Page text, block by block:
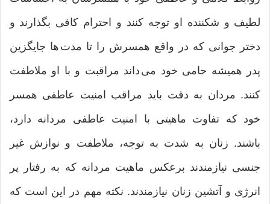
لطیف و شکننده او توجه کنند و احترام کافی بگذارند و
دختر جوانی که در واقع همسرش را تا مدت ها جایگزین
پدر همیشه حامی خود می داند مراقبت و با او ملاطفت
کنند. مردان به دقت باید مراقب امنیت عاطفی همسر
خود که تفاوت ماهیتی با امنیت عاطفی مردانه دارد،
باشند. زنان به شدت به توجه، ملاطفت و نوازش غیر
جنسی نیازمندند برعکس ماهیت مردانه که به رفتار پر
انرژی و آتشین زنان نیازمندند. نکته مهم در این است که